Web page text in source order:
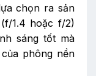
chọn ra sản
1.4 hoặc f/2)
sáng tốt mà
phông nền